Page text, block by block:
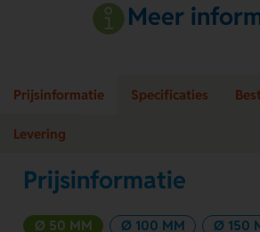
Meer
Prijsinformatie Specificaties
Levering
Prijsinformatie
Ø 50 MM Ø 100 MM
Ø 150